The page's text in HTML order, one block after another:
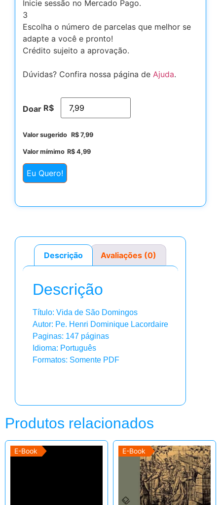
Inicie sessão no Mercado Pago.
3
Escolha o número de parcelas que melhor se
adapte a você e pronto!
Crédito sujeito a aprovação.
Dúvidas? Confira nossa página de Ajuda.
Doar R$
Valor sugerido R$ 7,99
Valor mímimo R$ 4,99
Eu Quero!
Descrição Avaliações (0)
Descrição
Título: Vida de São Domingos
Autor: Pe. Henri Dominique Lacordaire
Paginas: 147 páginas
Idioma: Português
Formatos: Somente PDF
Produtos relacionados
E-Book E-Book